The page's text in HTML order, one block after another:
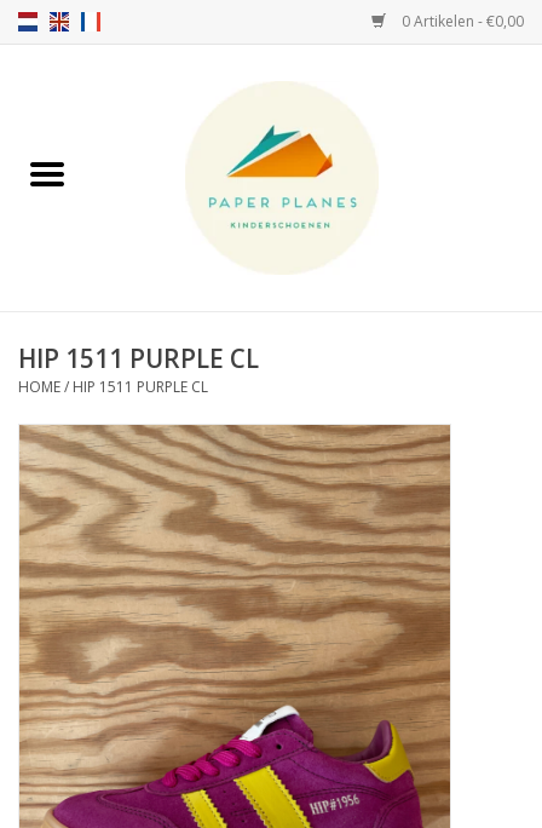
0 Artikelen - €0,00
FW26-27
HELLO HOSSY petten
SALTIES
JEUNE PREMIER
SOFTSOLES
ACCESSOIRES
Cadeaubonnen
METEN IS WETEN!
HIP 1511 PURPLE CL
HOME/ HIP 1511 PURPLE CL